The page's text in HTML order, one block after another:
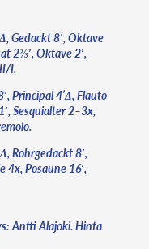
Gedackt 8′, Oktave
2⅔′, Oktave 2′,
I.
Principal 4’Δ, Flauto
Sesquialter 2–3x,
Rohrgedackt 8′,
4x, Posaune 16′,
Antti Alajoki. Hinta